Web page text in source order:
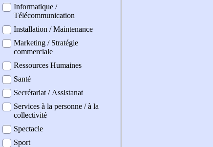
Informatique /
Télécommunication
Installation / Maintenance
Marketing / Stratégie
commerciale
Ressources Humaines
Santé
Secrétariat / Assistanat
Services à la personne / à la
collectivité
Spectacle
Sport